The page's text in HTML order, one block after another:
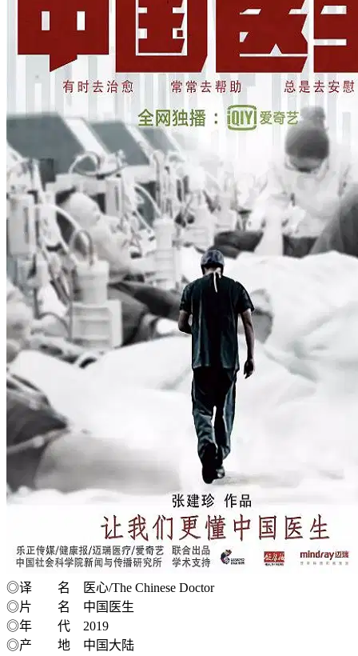
◎译 名 医心/The Chinese Doctor
◎片 名 中国医生
◎年 代 2019
◎产 地 中国大陆